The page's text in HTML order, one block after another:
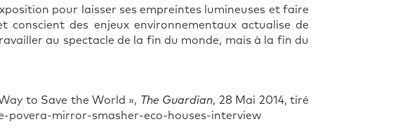
pour laisser ses empreintes lumineuses et faire
des enjeux environnementaux actualise de
au spectacle de la fin du monde, mais à la fin du
to Save the World », The Guardian, 28 Mai 2014, tiré
mirror-smasher-eco-houses-interview